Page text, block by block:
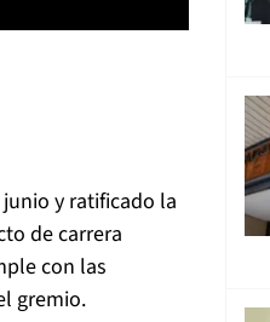
y ratificado la
de carrera
con las
gremio.